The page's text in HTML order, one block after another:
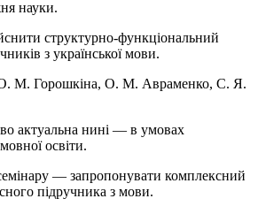
науки.
структурно-функціональний
з української мови.
М. Горошкіна, О. М. Авраменко, С. Я.
актуальна нині — в умовах
освіти.
— запропонувати комплексний
підручника з мови.